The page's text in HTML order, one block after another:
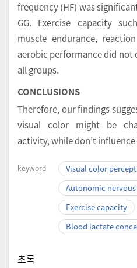
frequency (HF) was
GG. Exercise capacity
muscle endurance,
aerobic performance did
all groups.
CONCLUSIONS
Therefore, our findings
visual color might be
activity, while don’t
keyword
Visual color
Autonomic nervous
Exercise capacity
Blood lactate
초록